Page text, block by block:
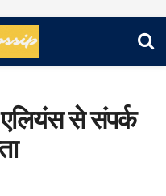
एलियंस से संपर्क